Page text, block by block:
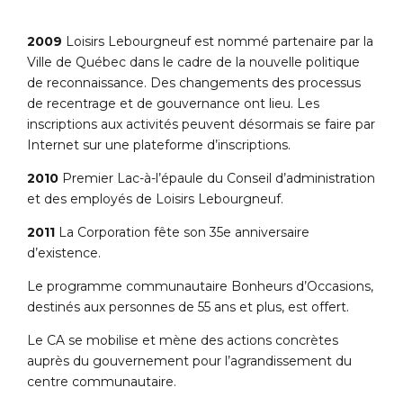
2009 Loisirs Lebourgneuf est nommé partenaire par la
Ville de Québec dans le cadre de la nouvelle politique
de reconnaissance. Des changements des processus
de recentrage et de gouvernance ont lieu. Les
inscriptions aux activités peuvent désormais se faire par
Internet sur une plateforme d’inscriptions.
2010 Premier Lac-à-l’épaule du Conseil d’administration
et des employés de Loisirs Lebourgneuf.
2011 La Corporation fête son 35e anniversaire
d’existence.
Le programme communautaire Bonheurs d’Occasions,
destinés aux personnes de 55 ans et plus, est offert.
Le CA se mobilise et mène des actions concrètes
auprès du gouvernement pour l’agrandissement du
centre communautaire.